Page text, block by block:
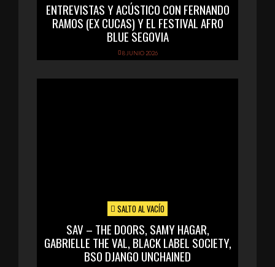
ENTREVISTAS Y ACÚSTICO CON FERNANDO
RAMOS (EX CUCAS) Y EL FESTIVAL AFRO
BLUE SEGOVIA
8 JUNIO 2026
SALTO AL VACÍO
SAV – THE DOORS, SAMY HAGAR,
GABRIELLE THE VAL, BLACK LABEL SOCIETY,
BSO DJANGO UNCHAINED